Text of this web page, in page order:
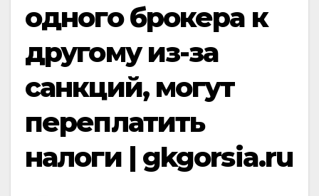
одного брокера к
другому из-за
санкций, могут
переплатить
налоги | gkgorsia.ru